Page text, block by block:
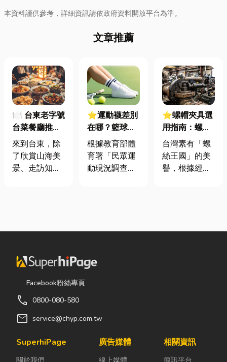
本資料謹供參考，詳細資訊請依政府資料開放平台為準。
文章推薦
🍽️ 台東老字號
台菜餐廳推薦
｜在地人聚餐
首選，經典合
菜一次滿足
來到台東，除
了欣賞山海美
景、走訪知名
相較於一般小
台菜餐廳更能
展現台東的人
情味與飲食文
庭聚餐、朋友
聚會、公司聚
團體用餐，都
⭐運動襪差別
在哪？籃球、
慢跑、排球襪
挑選全攻略，
穿對了運動不
根據教育部體
育署「民眾運
動現況調查」
與各類球類運
配備上毫不惜
專業路跑鞋，
抓一雙幾十元
⭐螺帽夾具選
用指南：螺母
挾具頻繁耗
損？3大關鍵
提升扣件成型
台灣素有「螺
絲王國」的美
譽，根據經濟
額高達 42.1
日益嚴苛的趨
Facebook粉絲專頁
call 0800-080-580
mail service@chyp.com.tw
SuperhiPage
關於我們
廣告媒體
線上媒體
相關資訊
簡訊平台